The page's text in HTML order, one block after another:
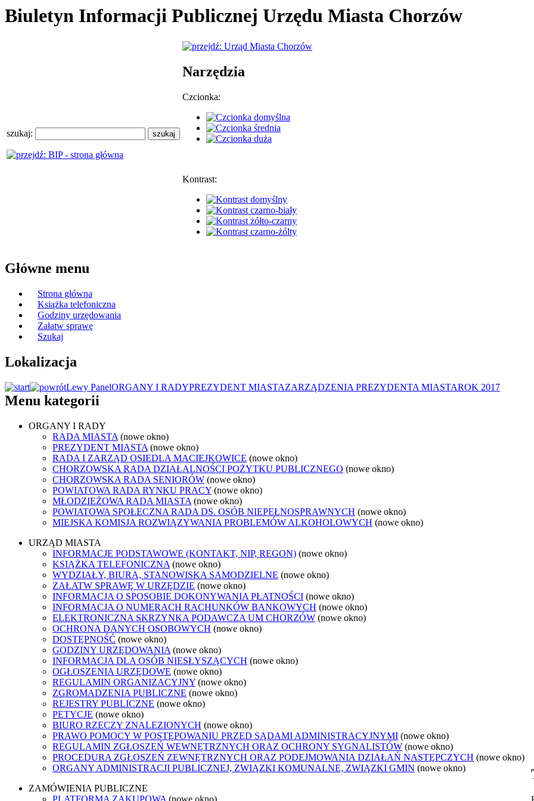
Biuletyn Informacji Publicznej Urzędu Miasta Chorzów
szukaj:
Narzędzia
Czcionka:
Kontrast:
Główne menu
Strona główna
Książka telefoniczna
Godziny urzędowania
Załatw sprawę
Szukaj
Lokalizacja
Lewy PanelORGANY I RADYPREZYDENT MIASTAZARZĄDZENIA PREZYDENTA MIASTAROK 2017
Menu kategorii
ORGANY I RADY
RADA MIASTA (nowe okno)
PREZYDENT MIASTA (nowe okno)
RADA I ZARZĄD OSIEDLA MACIEJKOWICE (nowe okno)
CHORZOWSKA RADA DZIAŁALNOŚCI POŻYTKU PUBLICZNEGO (nowe okno)
CHORZOWSKA RADA SENIORÓW (nowe okno)
POWIATOWA RADA RYNKU PRACY (nowe okno)
MŁODZIEŻOWA RADA MIASTA (nowe okno)
POWIATOWA SPOŁECZNA RADA DS. OSÓB NIEPEŁNOSPRAWNYCH (nowe okno)
MIEJSKA KOMISJA ROZWIĄZYWANIA PROBLEMÓW ALKOHOLOWYCH (nowe okno)
URZĄD MIASTA
INFORMACJE PODSTAWOWE (KONTAKT, NIP, REGON) (nowe okno)
KSIĄŻKA TELEFONICZNA (nowe okno)
WYDZIAŁY, BIURA, STANOWISKA SAMODZIELNE (nowe okno)
ZAŁATW SPRAWĘ W URZĘDZIE (nowe okno)
INFORMACJA O SPOSOBIE DOKONYWANIA PŁATNOŚCI (nowe okno)
INFORMACJA O NUMERACH RACHUNKÓW BANKOWYCH (nowe okno)
ELEKTRONICZNA SKRZYNKA PODAWCZA UM CHORZÓW (nowe okno)
OCHRONA DANYCH OSOBOWYCH (nowe okno)
DOSTĘPNOŚĆ (nowe okno)
GODZINY URZĘDOWANIA (nowe okno)
INFORMACJA DLA OSÓB NIESŁYSZĄCYCH (nowe okno)
OGŁOSZENIA URZĘDOWE (nowe okno)
REGULAMIN ORGANIZACYJNY (nowe okno)
ZGROMADZENIA PUBLICZNE (nowe okno)
REJESTRY PUBLICZNE (nowe okno)
PETYCJE (nowe okno)
BIURO RZECZY ZNALEZIONYCH (nowe okno)
PRAWO POMOCY W POSTĘPOWANIU PRZED SĄDAMI ADMINISTRACYJNYMI (nowe okno)
REGULAMIN ZGŁOSZEŃ WEWNĘTRZNYCH ORAZ OCHRONY SYGNALISTÓW (nowe okno)
PROCEDURA ZGŁOSZEŃ ZEWNĘTRZNYCH ORAZ PODEJMOWANIA DZIAŁAŃ NASTĘPCZYCH (nowe okno)
ORGANY ADMINISTRACJI PUBLICZNEJ, ZWIĄZKI KOMUNALNE, ZWIĄZKI GMIN (nowe okno)
ZAMÓWIENIA PUBLICZNE
PLATFORMA ZAKUPOWA (nowe okno)